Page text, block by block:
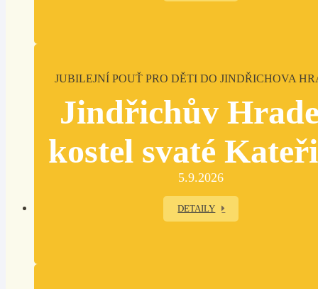
JUBILEJNÍ POUŤ PRO DĚTI DO JINDŘICHOVA
Jindřichův
kostel svaté
5.9.2026
DETAILY